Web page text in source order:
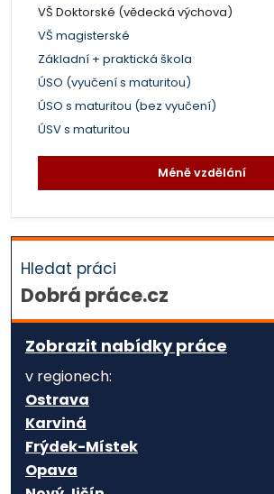
VŠ Doktorské (vědecká výchova)
VŠ magisterské
Základní + praktická škola
ÚSO (vyučení s maturitou)
ÚSO s maturitou (bez vyučení)
ÚSV s maturitou
Méně vzdělání
Hledat práci
Dobrá práce.cz
Zobrazit nabídky práce
v regionech:
Ostrava
Karviná
Frýdek-Místek
Opava